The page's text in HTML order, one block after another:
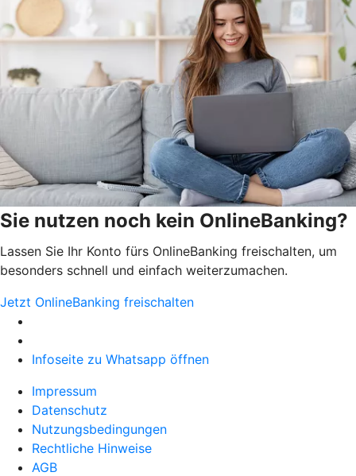
Sie nutzen noch kein OnlineBanking?
Lassen Sie Ihr Konto fürs OnlineBanking freischalten, um
besonders schnell und einfach weiterzumachen.
Jetzt OnlineBanking freischalten
Infoseite zu Whatsapp öffnen
Impressum
Datenschutz
Nutzungsbedingungen
Rechtliche Hinweise
AGB